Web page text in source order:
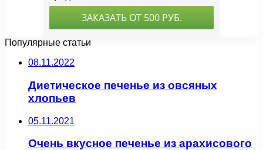
Популярные статьи
08.11.2022
Диетическое печенье из овсяных
хлопьев
05.11.2021
Очень вкусное печенье из арахисового